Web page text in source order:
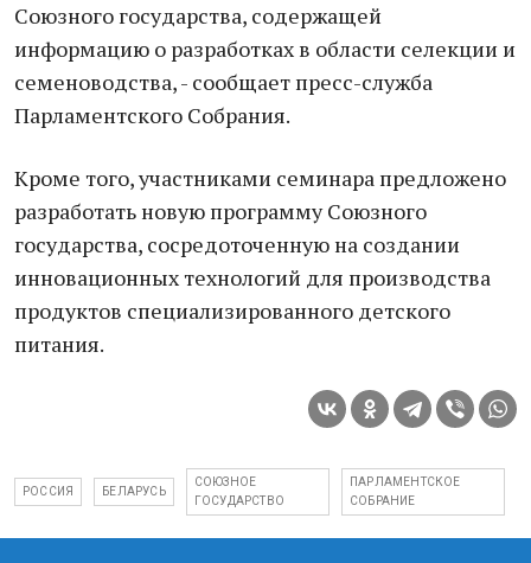
Союзного государства, содержащей
информацию о разработках в области селекции и
семеноводства, - сообщает пресс-служба
Парламентского Собрания.
Кроме того, участниками семинара предложено
разработать новую программу Союзного
государства, сосредоточенную на создании
инновационных технологий для производства
продуктов специализированного детского
питания.
РОССИЯ БЕЛАРУСЬ
СОЮЗНОЕ
ГОСУДАРСТВО
ПАРЛАМЕНТСКОЕ
СОБРАНИЕ